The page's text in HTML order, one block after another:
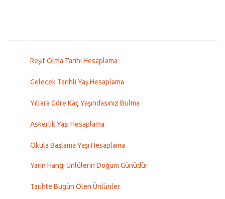
Reşit Olma Tarihi Hesaplama
Gelecek Tarihli Yaş Hesaplama
Yıllara Göre Kaç Yaşındasınız Bulma
Askerlik Yaşı Hesaplama
Okula Başlama Yaşı Hesaplama
Yarın Hangi Ünlülerin Doğum Günüdür
Tarihte Bugün Ölen Ünlünler